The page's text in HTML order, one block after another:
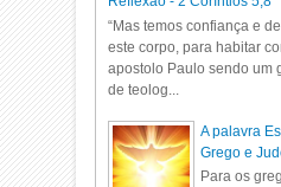
“Mas temos confiança e
este corpo, para habitar
apostolo Paulo sendo um
de teolog...
A palavra
Grego e
Para os